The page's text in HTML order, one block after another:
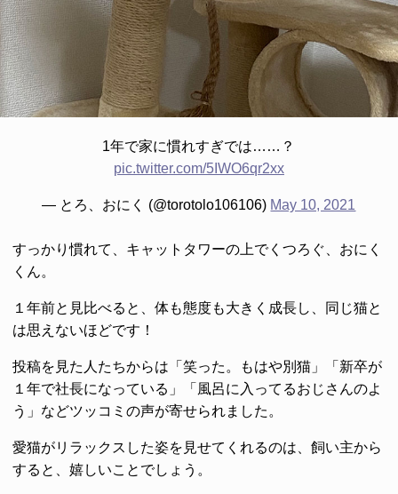
1年で家に慣れすぎでは……？
pic.twitter.com/5IWO6qr2xx
— とろ、おにく (@torotolo106106) May 10, 2021
すっかり慣れて、キャットタワーの上でくつろぐ、おにく
くん。
１年前と見比べると、体も態度も大きく成長し、同じ猫と
は思えないほどです！
投稿を見た人たちからは「笑った。もはや別猫」「新卒が
１年で社長になっている」「風呂に入ってるおじさんのよ
う」などツッコミの声が寄せられました。
愛猫がリラックスした姿を見せてくれるのは、飼い主から
すると、嬉しいことでしょう。